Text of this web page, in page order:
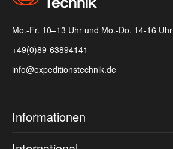
Mo.-Fr. 10–13 Uhr und Mo.-Do. 14-16 Uhr
+49(0)89-63894141
info@expeditionstechnik.de
Informationen